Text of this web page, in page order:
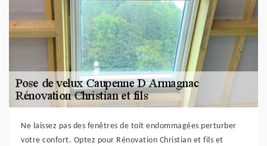
Ne laissez pas des fenêtres de toit endommagées perturber
votre confort. Optez pour Rénovation Christian et fils et